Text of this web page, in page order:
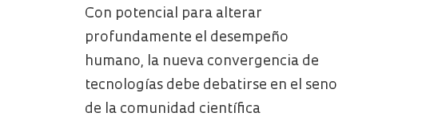
Con potencial para alterar
profundamente el desempeño
humano, la nueva convergencia de
tecnologías debe debatirse en el seno
de la comunidad científica